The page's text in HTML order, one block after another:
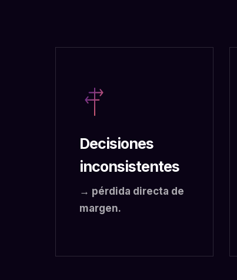
Decisiones
inconsistentes
→ pérdida directa de
margen.